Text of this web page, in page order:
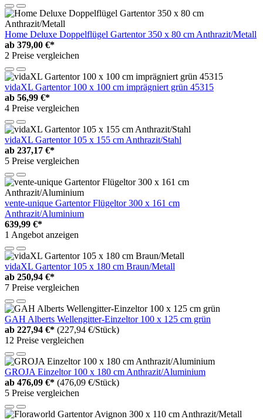
Home Deluxe Doppelflügel Gartentor 350 x 80 cm Anthrazit/Metall
ab 379,00 €*
2 Preise vergleichen
vidaXL Gartentor 100 x 100 cm imprägniert grün 45315
ab 56,99 €*
4 Preise vergleichen
vidaXL Gartentor 105 x 155 cm Anthrazit/Stahl
ab 237,17 €*
5 Preise vergleichen
vente-unique Gartentor Flügeltor 300 x 161 cm
Anthrazit/Aluminium
639,99 €*
1 Angebot anzeigen
vidaXL Gartentor 105 x 180 cm Braun/Metall
ab 250,94 €*
7 Preise vergleichen
GAH Alberts Wellengitter-Einzeltor 100 x 125 cm grün
ab 227,94 €* (227,94 €/Stück)
12 Preise vergleichen
GROJA Einzeltor 100 x 180 cm Anthrazit/Aluminium
ab 476,09 €* (476,09 €/Stück)
5 Preise vergleichen